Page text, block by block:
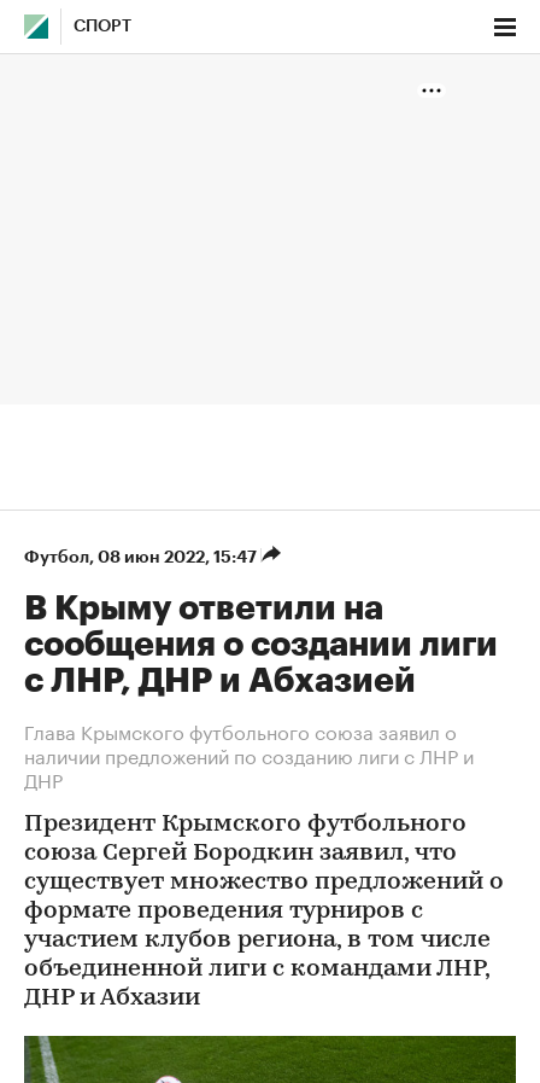
СПОРТ
Футбол⁠, 08 июн 2022, 15:47
В Крыму ответили на
сообщения о создании лиги
с ЛНР, ДНР и Абхазией
Глава Крымского футбольного союза заявил о
наличии предложений по созданию лиги с ЛНР и
ДНР
Президент Крымского футбольного
союза Сергей Бородкин заявил, что
существует множество предложений о
формате проведения турниров с
участием клубов региона, в том числе
объединенной лиги с командами ЛНР,
ДНР и Абхазии